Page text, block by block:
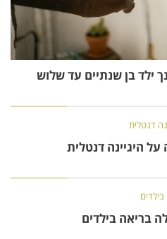
ילד בן שנתיים עד שלוש
היגיינה דנטלית